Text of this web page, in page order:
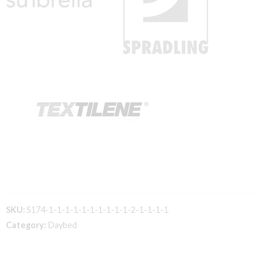
SKU: S174-1-1-1-1-1-1-1-1-1-1-2-1-1-1-1
Category: Daybed